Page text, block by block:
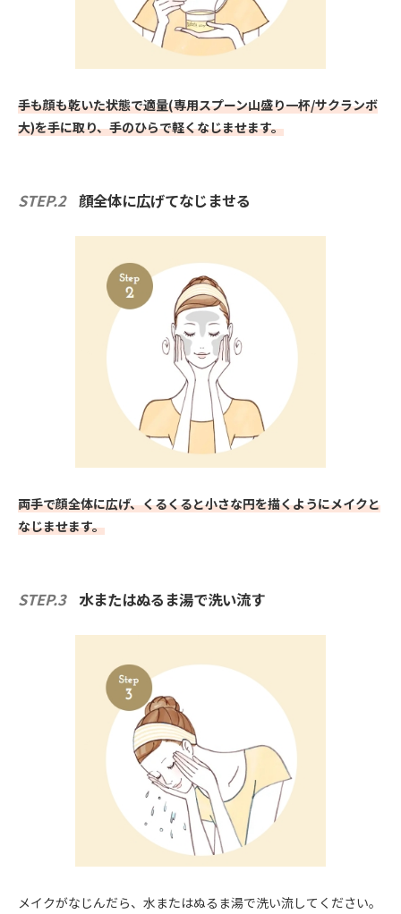
手も顔も乾いた状態で適量(専用スプーン山盛り一杯/サクランボ
大)を手に取り、手のひらで軽くなじませます。
STEP.2 顔全体に広げてなじませる
両手で顔全体に広げ、くるくると小さな円を描くようにメイクと
なじませます。
STEP.3 水またはぬるま湯で洗い流す
メイクがなじんだら、水またはぬるま湯で洗い流してください。